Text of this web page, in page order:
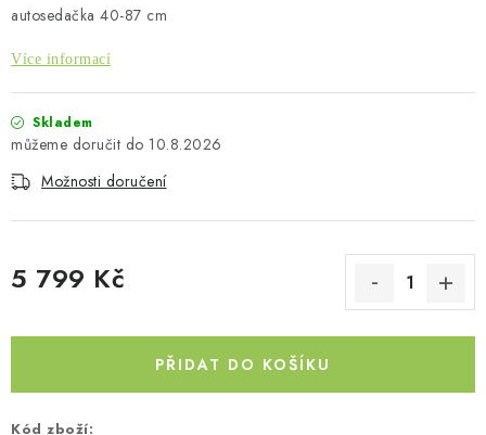
Kontakty O nás
Obchodní podmínky
autosedačka 40-87 cm
Více informací
Skladem
10.8.2026
Možnosti doručení
5 799 Kč
PŘIDAT DO KOŠÍKU
Kód zboží: